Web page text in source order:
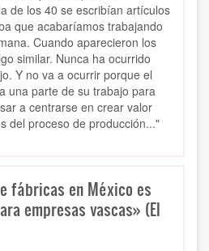
de los 40 se escribían artículos
que acabaríamos trabajando
Cuando aparecieron los
similar. Nunca ha ocurrido
Y no va a ocurrir porque el
una parte de su trabajo para
a centrarse en crear valor
del proceso de producción..."
fábricas en México es
empresas vascas» (El